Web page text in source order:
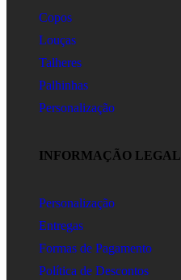
Copos
Louças
Talheres
Palhinhas
Personalização
INFORMAÇÃO LEGAL
Personalização
Entregas
Formas de Pagamento
Política de Descontos